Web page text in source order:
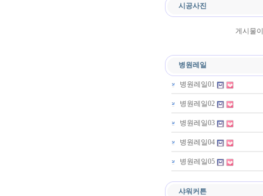
시공사진
게시물
병원레일
병원레일01
병원레일02
병원레일03
병원레일04
병원레일05
샤워커튼